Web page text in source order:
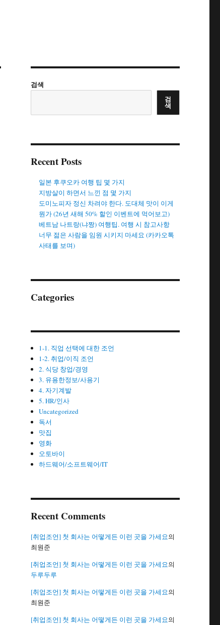
검색
검
색
Recent Posts
일본 후쿠오카 여행 팁 몇 가지
지방살이 하면서 느낀 점 몇 가지
도미노피자 정신 차려야 한다. 도대체 맛이 이게
뭔가 (26년 새해 50% 할인 이벤트에 먹어보고)
베트남 나트랑(냐짱) 여행팁. 여행 시 참고사항
너무 젊은 사람을 임원 시키지 마세요 (카카오톡
사태를 보며)
Categories
1-1. 직업 선택에 대한 조언
1-2. 취업/이직 조언
2. 식당 창업/경영
3. 유용한정보/사용기
4. 자기계발
5. HR/인사
Uncategorized
독서
맛집
영화
오토바이
하드웨어/소프트웨어/IT
Recent Comments
[취업조언] 첫 회사는 어떻게든 이런 곳을 가세요의
최원준
[취업조언] 첫 회사는 어떻게든 이런 곳을 가세요의
두루두루
[취업조언] 첫 회사는 어떻게든 이런 곳을 가세요의
최원준
[취업조언] 첫 회사는 어떻게든 이런 곳을 가세요의